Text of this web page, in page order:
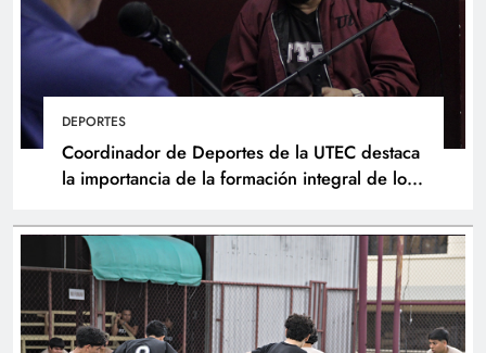
DEPORTES
Coordinador de Deportes de la UTEC destaca
la importancia de la formación integral de los